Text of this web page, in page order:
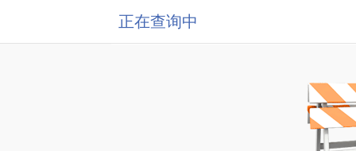
正在查询中